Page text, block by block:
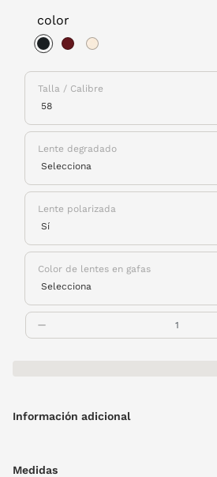
color
Talla / Calibre
Lente degradado
Lente polarizada
Color de lentes en gafas
Información adicional
Medidas